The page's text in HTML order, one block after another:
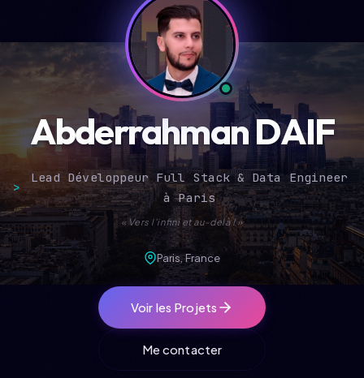
À propos
Compétences
Expérience
Projets
Formations
Contact
Abderrahman DAIF
>
Lead Développeur Full Stack & Data Engineer
à Paris
« Vers l'infini et au-delà ! »
Paris, France
Voir les Projets
Me contacter